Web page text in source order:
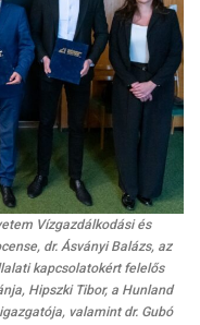
Vízgazdálkodási és
dr. Ásványi Balázs, az
kapcsolatokért felelős
Hipszki Tibor, a Hunland
valamint dr. Gubó